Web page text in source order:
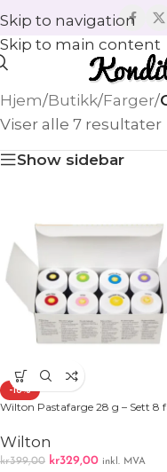
Skip to navigation
Skip to main content
Hjem/Butikk/Farger/
Viser alle 7 resultater
Show sidebar
-18%
Wilton Pastafarge 28 g – Sett 8
Wilton
kr399,00 kr329,00 inkl. MVA